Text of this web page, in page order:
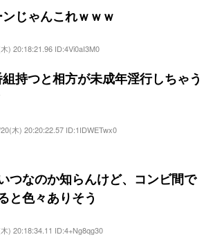
じゃんこれｗｗｗ
) 20:18:21.96 ID:4Vi0aI3M0
持つと相方が未成年淫行しちゃう
木) 20:20:22.57 ID:1IDWETwx0
つなのか知らんけど、コンビ間で
と色々ありそう
) 20:18:34.11 ID:4+Ng8qg30